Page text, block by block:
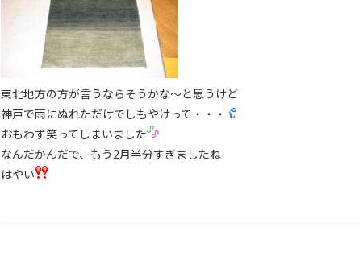
東北地方の方が言うならそうかな〜と思うけど
神戸で雨にぬれただけでしもやけって・・・
おもわず笑ってしまいました
なんだかんだで、もう2月半分すぎましたね
はやい